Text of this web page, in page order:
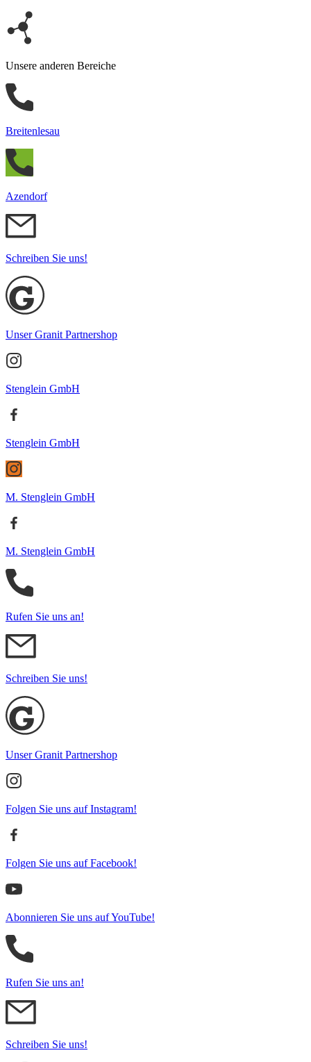
Unsere anderen Bereiche
Breitenlesau
Azendorf
Schreiben Sie uns!
Unser Granit Partnershop
Stenglein GmbH
Stenglein GmbH
M. Stenglein GmbH
M. Stenglein GmbH
Rufen Sie uns an!
Schreiben Sie uns!
Unser Granit Partnershop
Folgen Sie uns auf Instagram!
Folgen Sie uns auf Facebook!
Abonnieren Sie uns auf YouTube!
Rufen Sie uns an!
Schreiben Sie uns!